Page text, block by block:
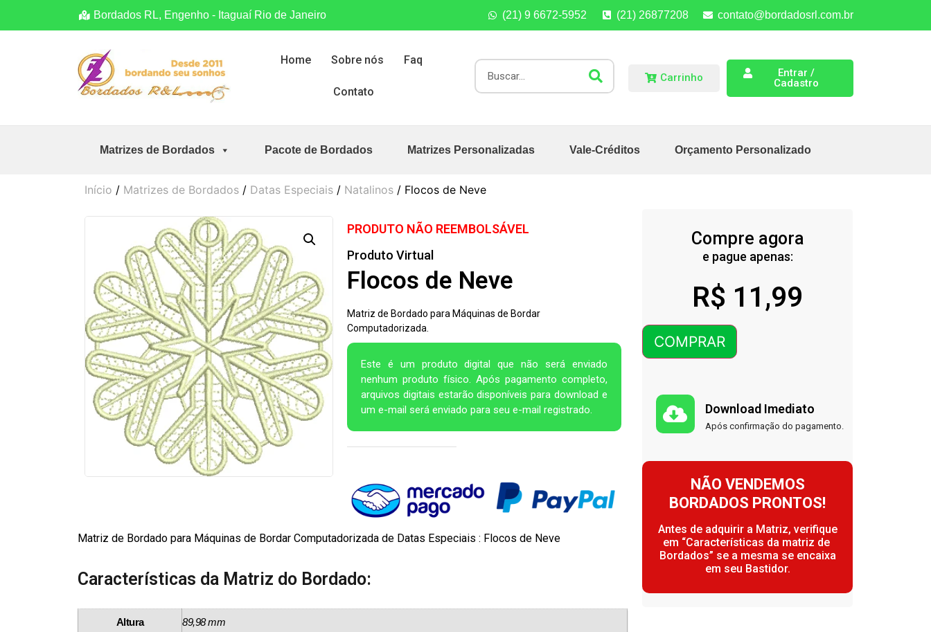
Bordados RL, Engenho - Itaguaí Rio de Janeiro (21) 9 6672-5952 (21) 26877208 contato@bordadosrl.com.br
Home Sobre nós Faq
Contato
Carrinho
Entrar /
Cadastro
Matrizes de Bordados Pacote de Bordados Matrizes Personalizadas Vale-Créditos Orçamento Personalizado
Início / Matrizes de Bordados / Datas Especiais / Natalinos / Flocos de Neve
PRODUTO NÃO REEMBOLSÁVEL
Produto Virtual
Flocos de Neve
Matriz de Bordado para Máquinas de Bordar
Computadorizada.
Este é um produto digital que não será enviado
nenhum produto físico. Após pagamento completo,
arquivos digitais estarão disponíveis para download e
um e-mail será enviado para seu e-mail registrado.
Matriz de Bordado para Máquinas de Bordar Computadorizada de Datas Especiais : Flocos de Neve
Características da Matriz do Bordado:
Altura 89,98 mm
Compre agora
e pague apenas:
R$ 11,99
COMPRAR
Download Imediato
Após confirmação do pagamento.
NÃO VENDEMOS
BORDADOS PRONTOS!
Antes de adquirir a Matriz, verifique
em “Características da matriz de
Bordados” se a mesma se encaixa
em seu Bastidor.